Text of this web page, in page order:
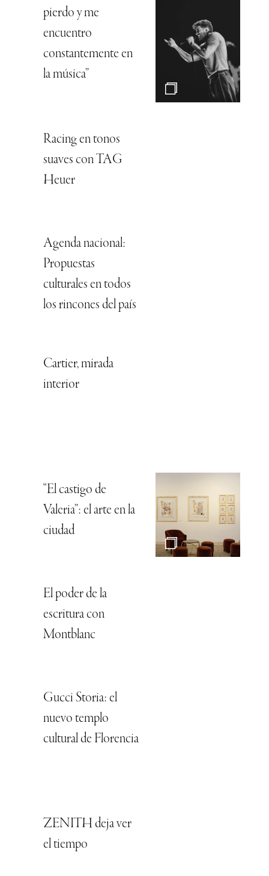
pierdo y me
encuentro
constantemente en
la música”
Racing en tonos
suaves con TAG
Heuer
Agenda nacional:
Propuestas
culturales en todos
los rincones del país
Cartier, mirada
interior
“El castigo de
Valeria”: el arte en la
ciudad
El poder de la
escritura con
Montblanc
Gucci Storia: el
nuevo templo
cultural de Florencia
ZENITH deja ver
el tiempo